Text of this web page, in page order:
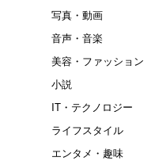
写真・動画
音声・音楽
美容・ファッション
小説
IT・テクノロジー
ライフスタイル
エンタメ・趣味